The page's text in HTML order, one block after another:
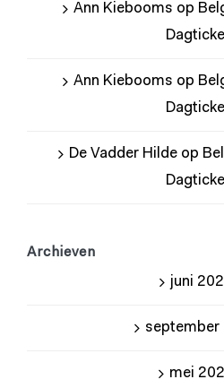
Ann Kiebooms op
Ann Kiebooms op
De Vadder Hilde op
Archieven
juni
september
mei